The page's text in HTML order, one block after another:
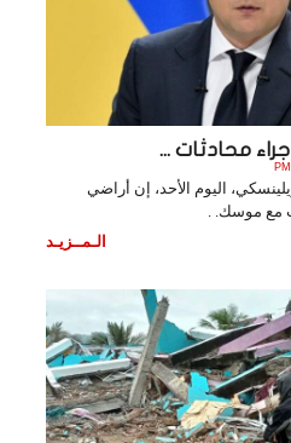
محادثات ...
اليوم الأحد، إن أراضي
مع موسك. .
الـمــزيـد